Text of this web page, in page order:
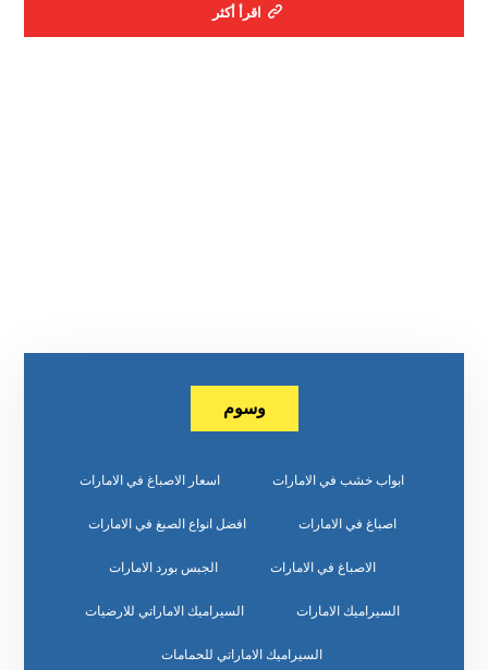
اقرأ أكثر
وسوم
ابواب خشب في الامارات اسعار الاصباغ في الامارات
اصباغ في الامارات افضل انواع الصبغ في الامارات
الاصباغ في الامارات الجبس بورد الامارات
السيراميك الامارات السيراميك الاماراتي للارضيات
السيراميك الاماراتي للحمامات